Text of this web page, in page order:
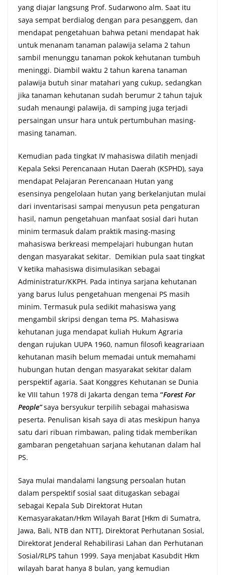
yang diajar langsung Prof. Sudarwono alm. Saat itu
saya sempat berdialog dengan para pesanggem, dan
mendapat pengetahuan bahwa petani mendapat hak
untuk menanam tanaman palawija selama 2 tahun
sambil menunggu tanaman pokok kehutanan tumbuh
meninggi. Diambil waktu 2 tahun karena tanaman
palawija butuh sinar matahari yang cukup, sedangkan
jika tanaman kehutanan sudah berumur 2 tahun tajuk
sudah menaungi palawija, di samping juga terjadi
persaingan unsur hara untuk pertumbuhan masing-
masing tanaman.
Kemudian pada tingkat IV mahasiswa dilatih menjadi
Kepala Seksi Perencanaan Hutan Daerah (KSPHD), saya
mendapat Pelajaran Perencanaan Hutan yang
esensinya pengelolaan hutan yang berkelanjutan mulai
dari inventarisasi sampai menyusun peta pengaturan
hasil, namun pengetahuan manfaat sosial dari hutan
minim termasuk dalam praktik masing-masing
mahasiswa berkreasi mempelajari hubungan hutan
dengan masyarakat sekitar. Demikian pula saat tingkat
V ketika mahasiswa disimulasikan sebagai
Administratur/KKPH. Pada intinya sarjana kehutanan
yang barus lulus pengetahuan mengenai PS masih
minim. Termasuk pula sedikit mahasiswa yang
mengambil skripsi dengan tema PS. Mahasiswa
kehutanan juga mendapat kuliah Hukum Agraria
dengan rujukan UUPA 1960, namun filosofi keagrariaan
kehutanan masih belum memadai untuk memahami
hubungan hutan dengan masyarakat sekitar dalam
perspektif agaria. Saat Konggres Kehutanan se Dunia
ke VIII tahun 1978 di Jakarta dengan tema “Forest For
People”saya bersyukur terpilih sebagai mahasiswa
peserta. Penulisan kisah saya di atas meskipun hanya
satu dari ribuan rimbawan, paling tidak memberikan
gambaran pengetahuan sarjana kehutanan dalam hal
PS.
Saya mulai mandalami langsung persoalan hutan
dalam perspektif sosial saat ditugaskan sebagai
sebagai Kepala Sub Direktorat Hutan
Kemasyarakatan/Hkm Wilayah Barat [Hkm di Sumatra,
Jawa, Bali, NTB dan NTT], Direktorat Perhutanan Sosial,
Direktorat Jenderal Rehabilirasi Lahan dan Perhutanan
Sosial/RLPS tahun 1999. Saya menjabat Kasubdit Hkm
wilayah barat hanya 8 bulan, yang kemudian